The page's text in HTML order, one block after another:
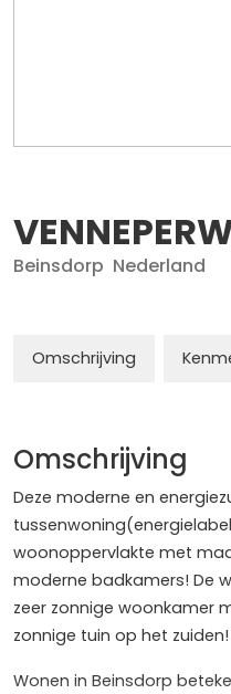
Beinsdorp Nederland
Omschrijving
Omschrijving
Deze moderne en
woonoppervlakte met
moderne badkamers! De
zeer zonnige woonkamer
zonnige tuin op het
Wonen in Beinsdorp